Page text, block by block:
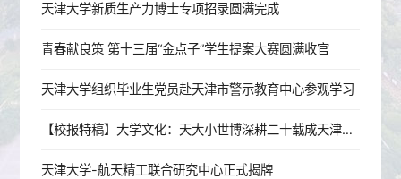
天津大学新质生产力博士专项招录圆满完成
青春献良策 第十三届“金点子”学生提案大赛圆满收官
天津大学组织毕业生党员赴天津市警示教育中心参观学习
【校报特稿】大学文化：天大小世博深耕二十载成天津名片
天津大学-航天精工联合研究中心正式揭牌